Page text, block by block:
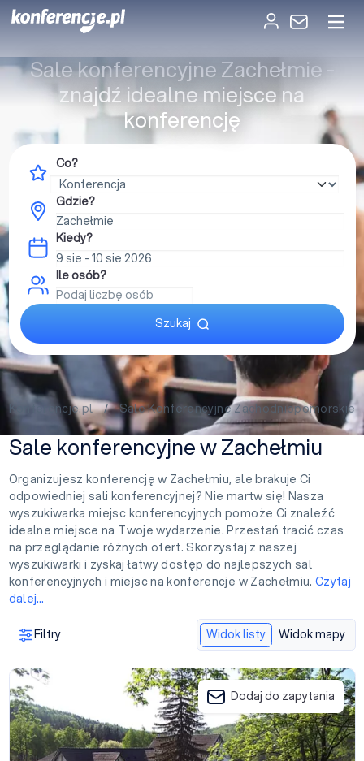
Sale konferencyjne Zachełmie -
znajdź idealne miejsce na
konferencję
Co?
Gdzie?
Kiedy?
Ile osób?
Szukaj
Konferencje.pl/Sale Konferencyjne Zachodniopomorskie
Sale konferencyjne w Zachełmiu
Organizujesz konferencję w Zachełmiu, ale brakuje Ci
odpowiedniej sali konferencyjnej? Nie martw się! Nasza
wyszukiwarka miejsc konferencyjnych pomoże Ci znaleźć
idealne miejsce na Twoje wydarzenie. Przestań tracić czas
na przeglądanie różnych ofert. Skorzystaj z naszej
wyszukiwarki i zyskaj łatwy dostęp do najlepszych sal
konferencyjnych i miejsc na konferencje w Zachełmiu.Czytaj
dalej…
Filtry Widok listy Widok mapy
Hotel Chojnik
Dodaj do zapytania